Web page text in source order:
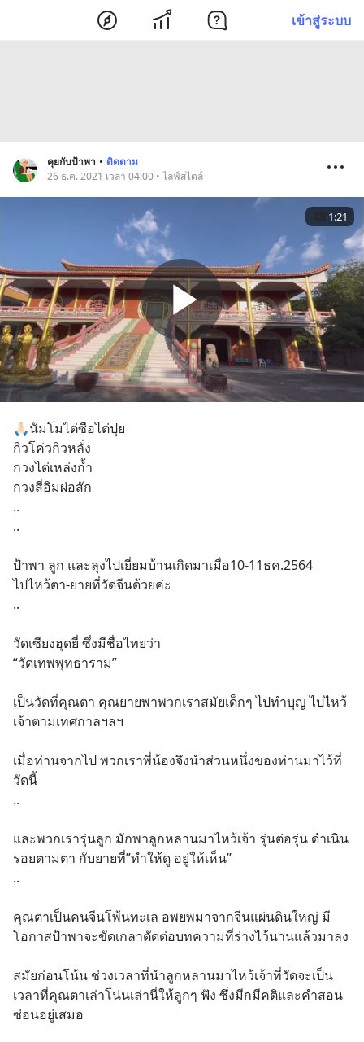
เข้าสู่ระบบ
คุยกับป้าพา • ติดตาม
26 ธ.ค. 2021 เวลา 04:00 • ไลฟ์สไตล์
1:21
🙏🏻นัมโมไต่ซือไต่ปุย
กิวโค่วกิวหลั่ง
กวงไต่เหล่งก้ำ
กวงสี่อิมผ่อสัก
..
..
ป้าพา ลูก และลุงไปเยี่ยมบ้านเกิดมาเมื่อ10-11ธค.2564
ไปไหว้ตา-ยายที่วัดจีนด้วยค่ะ
..
วัดเซียงฮุดยี่ ซึ่งมีชื่อไทยว่า
“วัดเทพพุทธาราม”
เป็นวัดที่คุณตา คุณยายพาพวกเราสมัยเด็กๆ ไปทำบุญ ไปไหว้
เจ้าตามเทศกาลฯลฯ
เมื่อท่านจากไป พวกเราพี่น้องจึงนำส่วนหนึ่งของท่านมาไว้ที่
วัดนี้
..
และพวกเรารุ่นลูก มักพาลูกหลานมาไหว้เจ้า รุ่นต่อรุ่น ดำเนิน
รอยตามตา กับยายที่”ทำให้ดู อยู่ให้เห็น”
..
คุณตาเป็นคนจีนโพ้นทะเล อพยพมาจากจีนแผ่นดินใหญ่ มี
โอกาสป้าพาจะขัดเกลาตัดต่อบทความที่ร่างไว้นานแล้วมาลง
สมัยก่อนโน้น ช่วงเวลาที่นำลูกหลานมาไหว้เจ้าที่วัดจะเป็น
เวลาที่คุณตาเล่าโน่นเล่านี่ให้ลูกๆ ฟัง ซึ่งมีกมีคติและคำสอน
ซ่อนอยู่เสมอ